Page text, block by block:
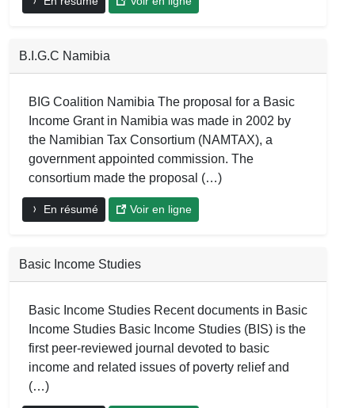
B.I.G.C Namibia
BIG Coalition Namibia The proposal for a Basic
Income Grant in Namibia was made in 2002 by
the Namibian Tax Consortium (NAMTAX), a
government appointed commission. The
consortium made the proposal (…)
En résumé Voir en ligne
Basic Income Studies
Basic Income Studies Recent documents in Basic
Income Studies Basic Income Studies (BIS) is the
first peer-reviewed journal devoted to basic
income and related issues of poverty relief and
(…)